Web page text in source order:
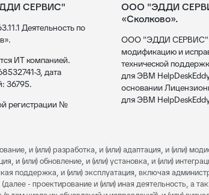
СЕРВИС"
Деятельность по
ИТ компанией.
3, дата
36795.
регистрации №
ООО "ЭДДИ
«Сколково».
ООО "ЭДДИ СЕРВИС"
модификацию и
технической
для ЭВМ
основании
для ЭВМ
и (или) разработка, и (или) адаптация, и (или)
и (или) обновление, и (или) установка, и (или)
поддержка, и (или) эксплуатация, включая
- проектирование и (или) иная деятельность, а